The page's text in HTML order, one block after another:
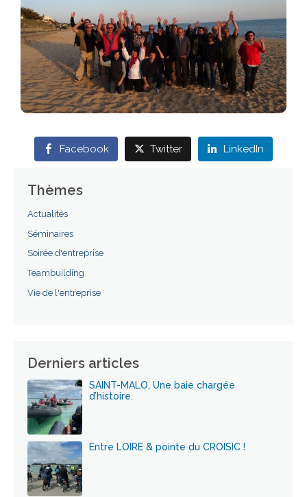
Facebook Twitter LinkedIn
Thèmes
Actualités
Séminaires
Soirée d'entreprise
Teambuilding
Vie de l'entreprise
Derniers articles
SAINT-MALO, Une baie chargée
d’histoire.
Entre LOIRE & pointe du CROISIC !